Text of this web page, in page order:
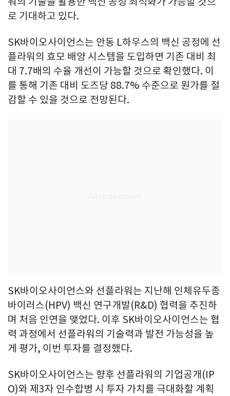
로 기대하고 있다.
SK바이오사이언스는 안동 L하우스의 백신 공정에 선
플라워의 효모 배양 시스템을 도입하면 기존 대비 최
대 7.7배의 수율 개선이 가능할 것으로 확인했다. 이
를 통해 기존 대비 도즈당 88.7% 수준으로 원가를 절
감할 수 있을 것으로 전망된다.
SK바이오사이언스와 선플라워는 지난해 인체유두종
바이러스(HPV) 백신 연구개발(R&D) 협력을 추진하
며 처음 인연을 맺었다. 이후 SK바이오사이언스는 협
력 과정에서 선플라워의 기술력과 발전 가능성을 높
게 평가, 이번 투자를 결정했다.
SK바이오사이언스는 향후 선플라워의 기업공개(IP
O)와 제3자 인수합병 시 투자 가치를 극대화할 계획